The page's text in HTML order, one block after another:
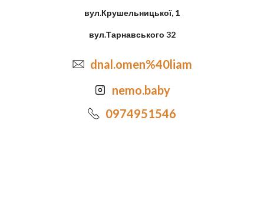
вул.Крушельницької, 1
вул.Тарнавського 32
dnal.omen%40liam
nemo.baby
0974951546